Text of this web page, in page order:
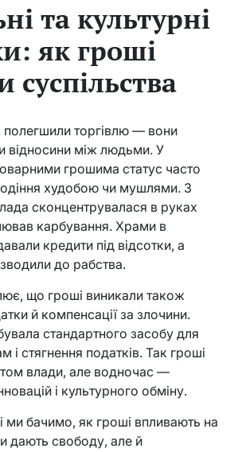
та культурні
як гроші
суспільства
полегшили торгівлю — вони
відносини між людьми. У
грошима статус часто
худобою чи мушлями. З
сконцентрувалася в руках
карбування. Храми в
кредити під відсотки, а
до рабства.
що гроші виникали також
й компенсації за злочини.
стандартного засобу для
і стягнення податків. Так гроші
влади, але водночас —
і культурного обміну.
ми бачимо, як гроші впливають на
дають свободу, але й